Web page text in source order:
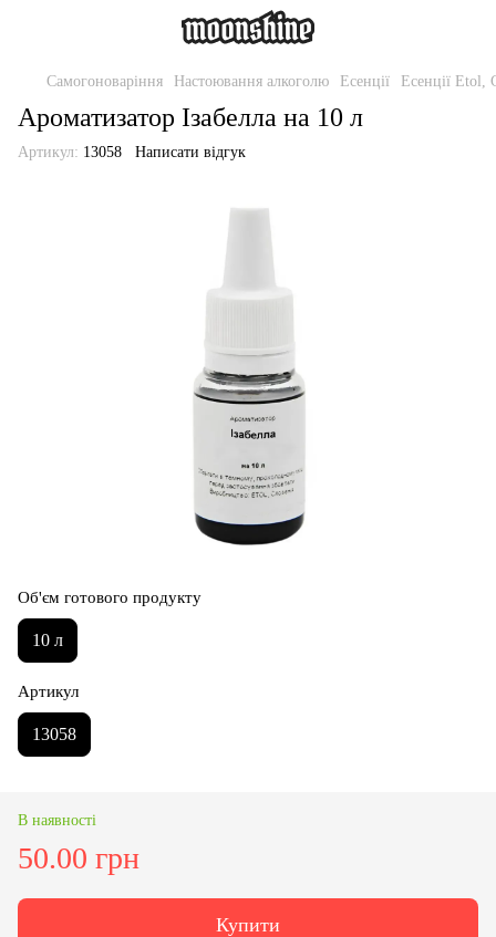
Самогоноваріння Настоювання алкоголю Есенції Есенції Etol,
Ароматизатор Ізабелла на 10 л
Артикул: 13058 Написати відгук
Об'єм готового продукту
10 л
Артикул
13058
В наявності
50.00 грн
Купити